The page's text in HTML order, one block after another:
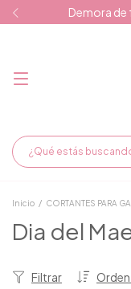
Demora de
Inicio / CORTANTES PARA
Dia del
Filtrar